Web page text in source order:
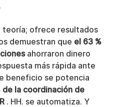
teoría; ofrece resultados
demuestran que el 63 %
ahorraron dinero
más rápida ante
beneficio se potencia
de la coordinación de
. HH. se automatiza. Y